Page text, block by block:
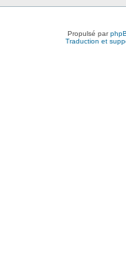
Propulsé par
Traduction et